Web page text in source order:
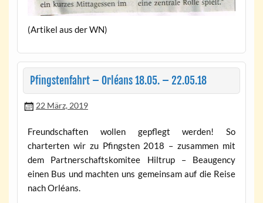
(Artikel aus der WN)
Pfingstenfahrt – Orléans 18.05. – 22.05.18
22 März, 2019
Freundschaften wollen gepflegt werden! So
charterten wir zu Pfingsten 2018 – zusammen mit
dem Partnerschaftskomitee Hiltrup – Beaugency
einen Bus und machten uns gemeinsam auf die Reise
nach Orléans.